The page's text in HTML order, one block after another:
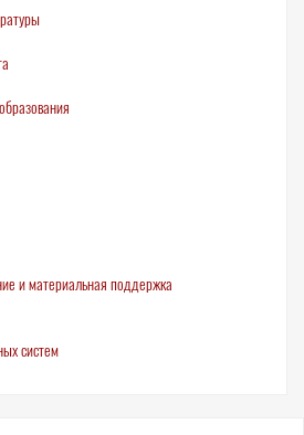
и материальная поддержка
систем